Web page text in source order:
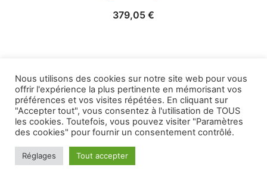
379,05 €
Nous utilisons des cookies sur notre site web pour vous
offrir l'expérience la plus pertinente en mémorisant vos
préférences et vos visites répétées. En cliquant sur
"Accepter tout", vous consentez à l'utilisation de TOUS
les cookies. Toutefois, vous pouvez visiter "Paramètres
des cookies" pour fournir un consentement contrôlé.
Réglages Tout accepter